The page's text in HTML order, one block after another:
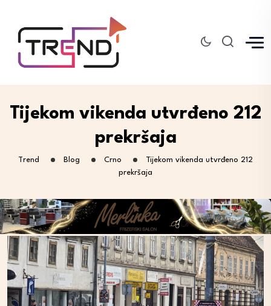
Tijekom vikenda utvrđeno 212
prekršaja
Trend Blog Crno
Tijekom vikenda utvrđeno 212
prekršaja